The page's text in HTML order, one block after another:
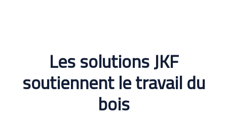
Les solutions JKF
soutiennent le travail du
bois